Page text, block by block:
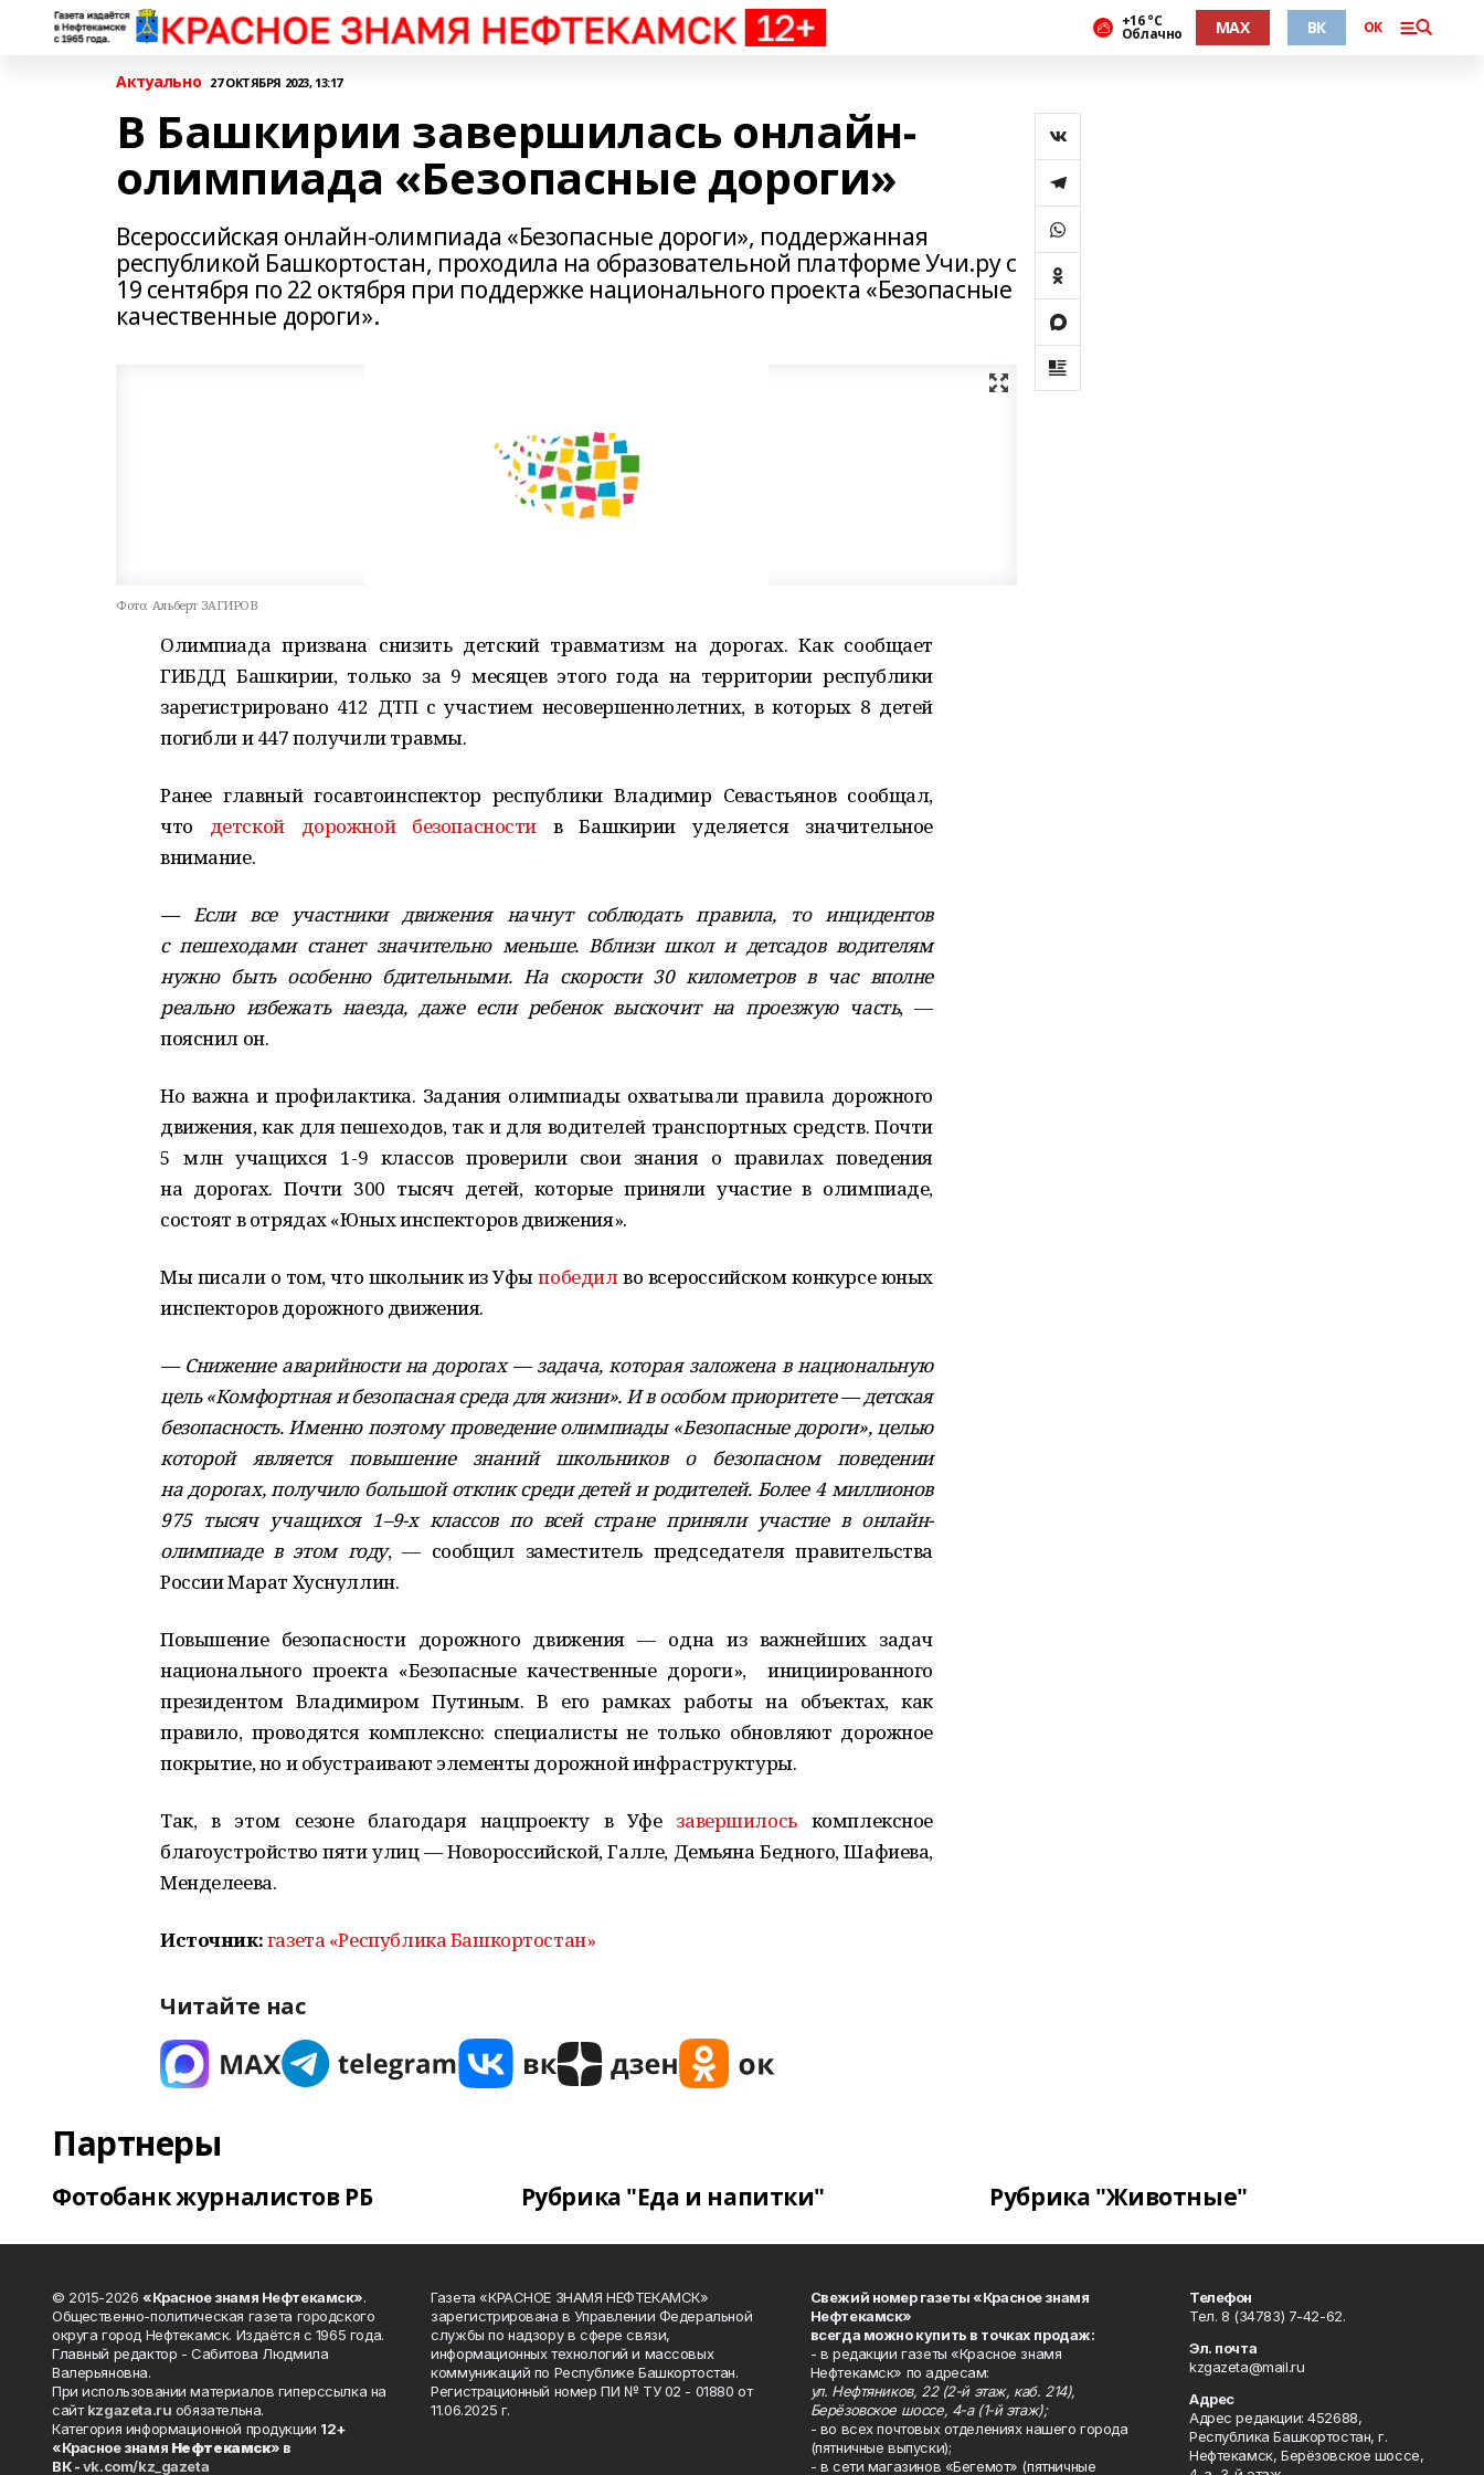
+16 °С
Облачно MAX ВК ОК
Актуально 27 ОКТЯБРЯ 2023, 13:17
В Башкирии завершилась онлайн-
олимпиада «Безопасные дороги»
Всероссийская онлайн-олимпиада «Безопасные дороги», поддержанная
республикой Башкортостан, проходила на образовательной платформе Учи.ру с
19 сентября по 22 октября при поддержке национального проекта «Безопасные
качественные дороги».
Фото: Альберт ЗАГИРОВ
Олимпиада призвана снизить детский травматизм на дорогах. Как сообщает
ГИБДД Башкирии, только за 9 месяцев этого года на территории республики
зарегистрировано 412 ДТП с участием несовершеннолетних, в которых 8 детей
погибли и 447 получили травмы.
Ранее главный госавтоинспектор республики Владимир Севастьянов сообщал,
что детской дорожной безопасности в Башкирии уделяется значительное
внимание.
— Если все участники движения начнут соблюдать правила, то инцидентов
с пешеходами станет значительно меньше. Вблизи школ и детсадов водителям
нужно быть особенно бдительными. На скорости 30 километров в час вполне
реально избежать наезда, даже если ребенок выскочит на проезжую часть, —
пояснил он.
Но важна и профилактика. Задания олимпиады охватывали правила дорожного
движения, как для пешеходов, так и для водителей транспортных средств. Почти
5 млн учащихся 1-9 классов проверили свои знания о правилах поведения
на дорогах. Почти 300 тысяч детей, которые приняли участие в олимпиаде,
состоят в отрядах «Юных инспекторов движения».
Мы писали о том, что школьник из Уфыпобедилво всероссийском конкурсе юных
инспекторов дорожного движения.
— Снижение аварийности на дорогах — задача, которая заложена в национальную
цель «Комфортная и безопасная среда для жизни». И в особом приоритете — детская
безопасность. Именно поэтому проведение олимпиады «Безопасные дороги», целью
которой является повышение знаний школьников о безопасном поведении
на дорогах, получило большой отклик среди детей и родителей. Более 4 миллионов
975 тысяч учащихся 1–9-х классов по всей стране приняли участие в онлайн-
олимпиаде в этом году, ― сообщил заместитель председателя правительства
России Марат Хуснуллин.
Повышение безопасности дорожного движения — одна из важнейших задач
национального проекта «Безопасные качественные дороги», инициированного
президентом Владимиром Путиным. В его рамках работы на объектах, как
правило, проводятся комплексно: специалисты не только обновляют дорожное
покрытие, но и обустраивают элементы дорожной инфраструктуры.
Так, в этом сезоне благодаря нацпроекту в Уфе завершилоськомплексное
благоустройство пяти улиц — Новороссийской, Галле, Демьяна Бедного, Шафиева,
Менделеева.
Источник:газета «Республика Башкортостан»
Читайте нас
Партнеры
Фотобанк журналистов РБ Рубрика "Еда и напитки" Рубрика "Животные"
© 2015-2026 «Красное знамя Нефтекамск».
Общественно-политическая газета городского
округа город Нефтекамск. Издаётся с 1965 года.
Главный редактор - Сабитова Людмила
Валерьяновна.
При использовании материалов гиперссылка на
сайтkzgazeta.ru обязательна.
Категория информационной продукции 12+
«Красное знамя Нефтекамск» в
ВК -vk.com/kz_gazeta
Газета «КРАСНОЕ ЗНАМЯ НЕФТЕКАМСК»
зарегистрирована в Управлении Федеральной
службы по надзору в сфере связи,
информационных технологий и массовых
коммуникаций по Республике Башкортостан.
Регистрационный номер ПИ № ТУ 02 - 01880 от
11.06.2025 г.
Свежий номер газеты «Красное знамя
Нефтекамск»
всегда можно купить в точках продаж:
- в редакции газеты «Красное знамя
Нефтекамск» по адресам:
ул. Нефтяников, 22 (2-й этаж, каб. 214),
Берёзовское шоссе, 4-а (1-й этаж);
- во всех почтовых отделениях нашего города
(пятничные выпуски);
- в сети магазинов «Бегемот» (пятничные
Телефон
Тел. 8 (34783) 7-42-62.
Эл. почта
kzgazeta@mail.ru
Адрес
Адрес редакции: 452688,
Республика Башкортостан, г.
Нефтекамск, Берёзовское шоссе,